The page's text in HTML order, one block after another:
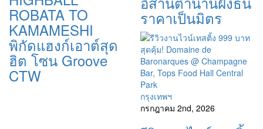
ROBATA TO
KAMAMESHI
พิกัดแฮงก์เอาต์สุด
ฮิต โซน Groove
CTW
ราคาเป็นมิตร
กรุงเทพฯ
กรกฎาคม 2nd, 2026